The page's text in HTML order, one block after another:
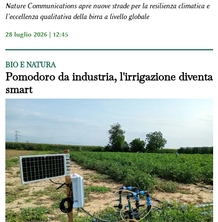
Nature Communications apre nuove strade per la resilienza climatica e
l’eccellenza qualitativa della birra a livello globale
28 luglio 2026 | 12:45
BIO E NATURA
Pomodoro da industria, l'irrigazione diventa
smart